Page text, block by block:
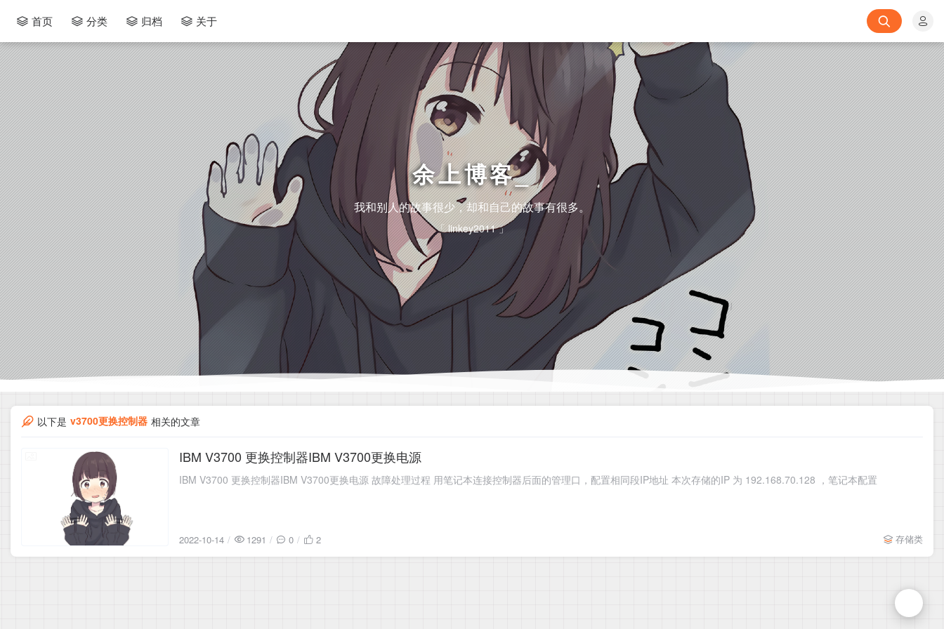
首页 分类 归档 关于
余上博客
我和别人的故事很少，却和自己的故事有很多。
「 linkey2011 」
以下是 v3700更换控制器 相关的文章
2022-10-14
IBM V3700 更换控制器IBM V3700更换电源
IBM V3700 更换控制器IBM V3700更换电源 故障处理过程 用笔记本连接控制器后面的管理口，配置相同段IP地址 本次存储的IP 为 192.168.70.128 ，笔记本配置
2022-10-14 1291 0 2 存储类